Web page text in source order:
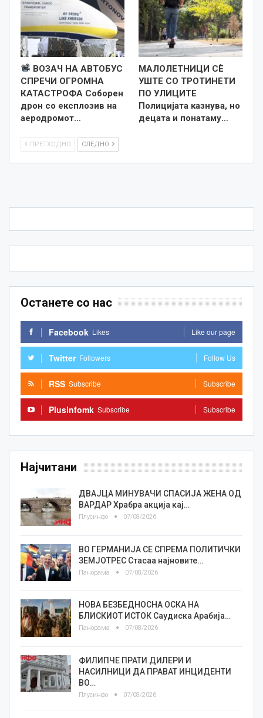
ВОЗАЧ НА АВТОБУС
СПРЕЧИ ОГРОМНА
КАТАСТРОФА Соборен
дрон со експлозив на
аеродромот…
МАЛОЛЕТНИЦИ СÈ
УШТЕ СО ТРОТИНЕТИ
ПО УЛИЦИТЕ
Полицијата казнува, но
децата и понатаму…
ПРЕТХОДНО СЛЕДНО
Останете со нас
Facebook Likes Like our page
Twitter Followers Follow Us
RSS Subscribe Subscribe
Plusinfomk Subscribe Subscribe
Најчитани
ДВАЈЦА МИНУВАЧИ СПАСИЈА ЖЕНА ОД
ВАРДАР Храбра акција кај…
Плусинфо 07/08/2026
ВО ГЕРМАНИЈА СЕ СПРЕМА ПОЛИТИЧКИ
ЗЕМЈОТРЕС Стасаа најновите…
Панорама 07/08/2026
НОВА БЕЗБЕДНОСНА ОСКА НА
БЛИСКИОТ ИСТОК Саудиска Арабија…
Панорама 07/08/2026
ФИЛИПЧЕ ПРАТИ ДИЛЕРИ И
НАСИЛНИЦИ ДА ПРАВАТ ИНЦИДЕНТИ
ВО…
Плусинфо 07/08/2026